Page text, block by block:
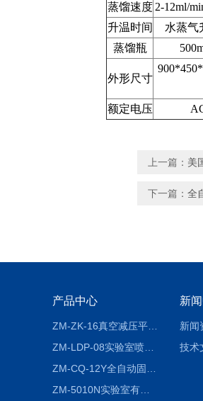
蒸馏速度 2-12ml/
升温时间
水蒸气
蒸馏瓶
外形尺寸
额定电压
上一篇： 美
下一篇： 全
产品中心
ZM-ZK-16真空减压平行浓缩仪
ZM-LDP-08实验室喷雾冷冻干燥机
ZM-5010N实验室有机溶剂喷雾干燥机
新
新闻
技术